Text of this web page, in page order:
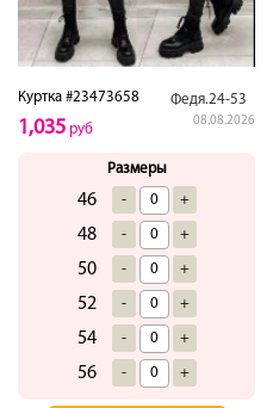
Куртка #23473658 Федя.24-53
08.08.2026
1,035 руб
Размеры
46 - +
48 - +
50 - +
52 - +
54 - +
56 - +